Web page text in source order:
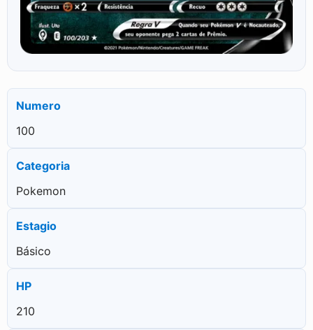
Numero
100
Categoria
Pokemon
Estagio
Básico
HP
210